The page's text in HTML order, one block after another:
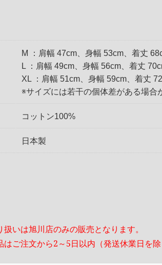
M ：肩幅 47cm、身幅 53cm、着丈
L ：肩幅 49cm、身幅 56cm、着丈
XL ：肩幅 51cm、身幅 59cm、着丈
※サイズには若干の個体差がある場合
コットン100%
日本製
いは旭川店のみの販売となります。
ご注文から2～5日以内（発送休業日を